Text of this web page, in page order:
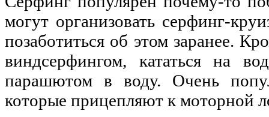
могут организовать серфинг-
позаботиться об этом заранее.
виндсерфингом, кататься на
парашютом в воду. Очень
которые прицепляют к моторной